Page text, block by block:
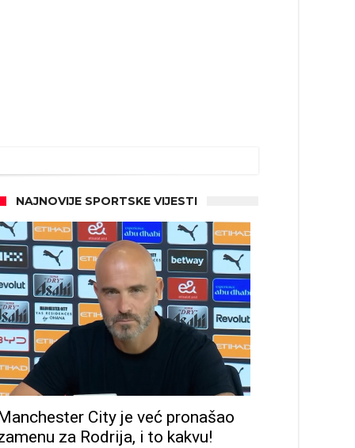
NAJNOVIJE SPORTSKE VIJESTI
City je već pronašao
za Rodrija, i to kakvu!